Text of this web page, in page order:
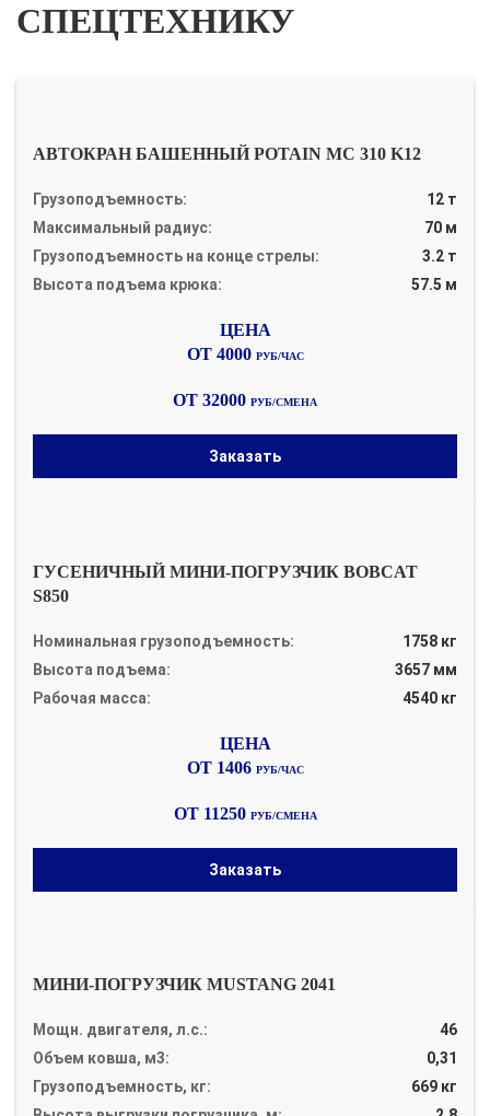
СПЕЦТЕХНИКУ
АВТОКРАН БАШЕННЫЙ POTAIN MC 310 K12
Грузоподъемность:
12 т
Максимальный радиус:
70 м
Грузоподъемность на конце стрелы:
3.2 т
Высота подъема крюка:
57.5 м
ОТ 4000 РУБ/ЧАС
ОТ 32000 РУБ/СМЕНА
Заказать
ГУСЕНИЧНЫЙ МИНИ-ПОГРУЗЧИК BOBCAT
S850
Номинальная грузоподъемность:
1758 кг
Высота подъема:
3657 мм
Рабочая масса:
4540 кг
ОТ 1406 РУБ/ЧАС
ОТ 11250 РУБ/СМЕНА
Заказать
МИНИ-ПОГРУЗЧИК MUSTANG 2041
Мощн. двигателя, л.с.:
46
Объем ковша, м3:
0,31
Грузоподъемность, кг:
669 кг